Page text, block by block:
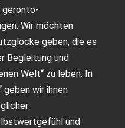
geronto-
Wir möchten
geben, die es
Begleitung und
Welt“ zu leben. In
geben wir ihnen
und